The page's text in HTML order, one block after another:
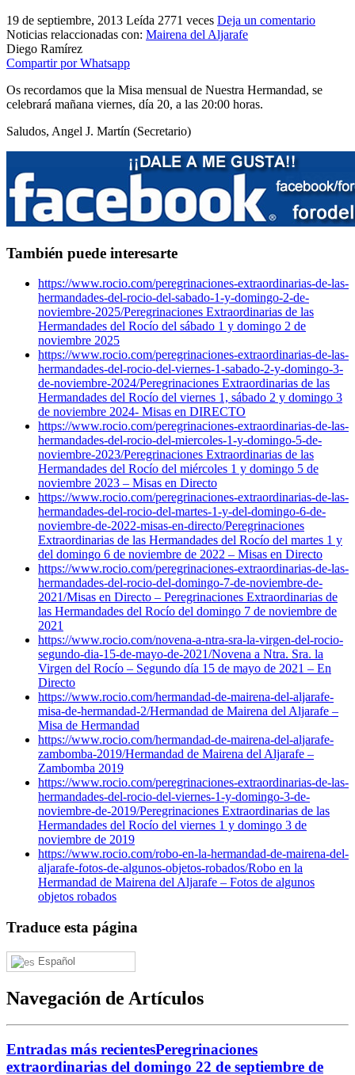
19 de septiembre, 2013 Leída 2771 veces Deja un comentario
Noticias relaccionadas con: Mairena del Aljarafe
Diego Ramírez
Compartir por Whatsapp
Os recordamos que la Misa mensual de Nuestra Hermandad, se
celebrará mañana viernes, día 20, a las 20:00 horas.
Saludos, Angel J. Martín (Secretario)
También puede interesarte
https://www.rocio.com/peregrinaciones-extraordinarias-de-las-
hermandades-del-rocio-del-sabado-1-y-domingo-2-de-
noviembre-2025/Peregrinaciones Extraordinarias de las
Hermandades del Rocío del sábado 1 y domingo 2 de
noviembre 2025
https://www.rocio.com/peregrinaciones-extraordinarias-de-las-
hermandades-del-rocio-del-viernes-1-sabado-2-y-domingo-3-
de-noviembre-2024/Peregrinaciones Extraordinarias de las
Hermandades del Rocío del viernes 1, sábado 2 y domingo 3
de noviembre 2024- Misas en DIRECTO
https://www.rocio.com/peregrinaciones-extraordinarias-de-las-
hermandades-del-rocio-del-miercoles-1-y-domingo-5-de-
noviembre-2023/Peregrinaciones Extraordinarias de las
Hermandades del Rocío del miércoles 1 y domingo 5 de
noviembre 2023 – Misas en Directo
https://www.rocio.com/peregrinaciones-extraordinarias-de-las-
hermandades-del-rocio-del-martes-1-y-del-domingo-6-de-
noviembre-de-2022-misas-en-directo/Peregrinaciones
Extraordinarias de las Hermandades del Rocío del martes 1 y
del domingo 6 de noviembre de 2022 – Misas en Directo
https://www.rocio.com/peregrinaciones-extraordinarias-de-las-
hermandades-del-rocio-del-domingo-7-de-noviembre-de-
2021/Misas en Directo – Peregrinaciones Extraordinarias de
las Hermandades del Rocío del domingo 7 de noviembre de
2021
https://www.rocio.com/novena-a-ntra-sra-la-virgen-del-rocio-
segundo-dia-15-de-mayo-de-2021/Novena a Ntra. Sra. la
Virgen del Rocío – Segundo día 15 de mayo de 2021 – En
Directo
https://www.rocio.com/hermandad-de-mairena-del-aljarafe-
misa-de-hermandad-2/Hermandad de Mairena del Aljarafe –
Misa de Hermandad
https://www.rocio.com/hermandad-de-mairena-del-aljarafe-
zambomba-2019/Hermandad de Mairena del Aljarafe –
Zambomba 2019
https://www.rocio.com/peregrinaciones-extraordinarias-de-las-
hermandades-del-rocio-del-viernes-1-y-domingo-3-de-
noviembre-de-2019/Peregrinaciones Extraordinarias de las
Hermandades del Rocío del viernes 1 y domingo 3 de
noviembre de 2019
https://www.rocio.com/robo-en-la-hermandad-de-mairena-del-
aljarafe-fotos-de-algunos-objetos-robados/Robo en la
Hermandad de Mairena del Aljarafe – Fotos de algunos
objetos robados
Traduce esta página
Español
Navegación de Artículos
Entradas más recientesPeregrinaciones
extraordinarias del domingo 22 de septiembre de
El traslado cada siete años
¿Cuales son los actos principales que se celebran en el
En el Rocío, ¿dónde me alojo?